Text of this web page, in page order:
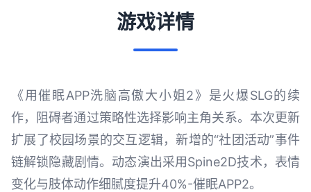
游戏详情
《用催眠APP洗脑高傲大小姐2》是火爆SLG的续
作，阻碍者通过策略性选择影响主角关系。本次更新
扩展了校园场景的交互逻辑，新增的“社团活动”事件
链解锁隐藏剧情。动态演出采用Spine2D技术，表情
变化与肢体动作细腻度提升40%-催眠APP2。